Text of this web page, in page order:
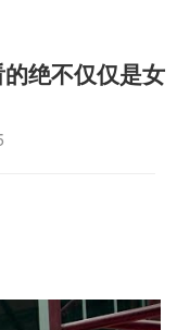
的绝不仅仅是女